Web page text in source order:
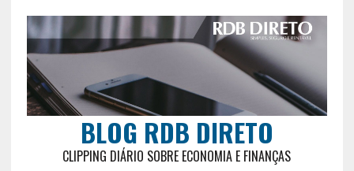
BLOG RDB DIRETO
CLIPPING DIÁRIO SOBRE ECONOMIA E FINANÇAS